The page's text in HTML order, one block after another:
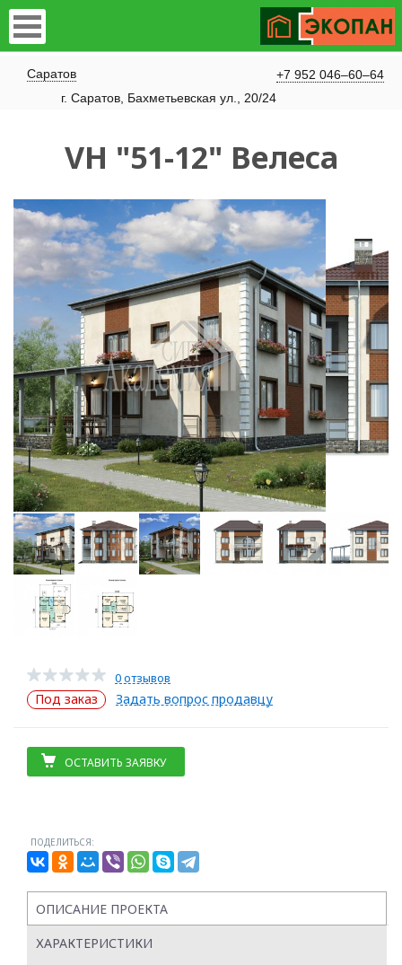
Саратов
+7 952 046–60–64
г. Саратов, Бахметьевская ул., 20/24
VH "51-12" Велеса
0 отзывов
Под заказ Задать вопрос продавцу
ОСТАВИТЬ ЗАЯВКУ
ПОДЕЛИТЬСЯ:
ОПИСАНИЕ ПРОЕКТА
ХАРАКТЕРИСТИКИ